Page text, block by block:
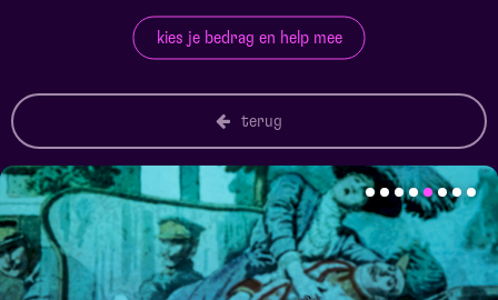
kies je bedrag en help mee
terug